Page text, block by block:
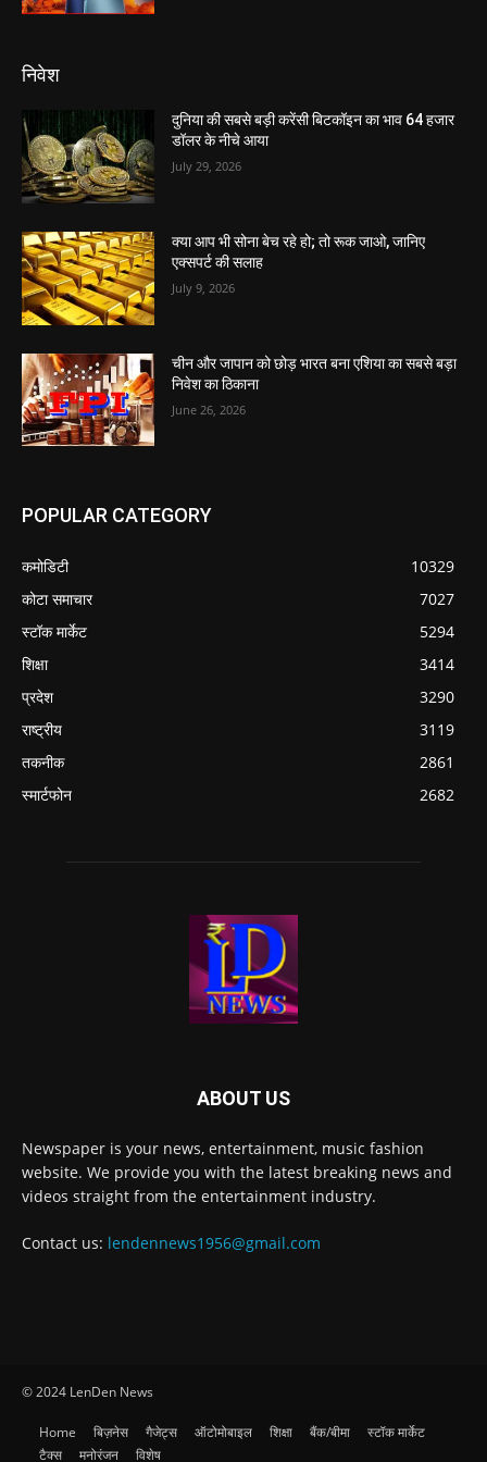
निवेश
दुनिया की सबसे बड़ी करेंसी बिटकॉइन का भाव 64 हजार
डॉलर के नीचे आया
July 29, 2026
क्या आप भी सोना बेच रहे हो; तो रूक जाओ, जानिए
एक्सपर्ट की सलाह
July 9, 2026
चीन और जापान को छोड़ भारत बना एशिया का सबसे बड़ा
निवेश का ठिकाना
June 26, 2026
POPULAR CATEGORY
कमोडिटी
10329
कोटा समाचार
7027
स्टॉक मार्केट
5294
शिक्षा
3414
प्रदेश
3290
राष्ट्रीय
3119
तकनीक
2861
स्मार्टफोन
2682
ABOUT US
Newspaper is your news, entertainment, music fashion
website. We provide you with the latest breaking news and
videos straight from the entertainment industry.
Contact us: lendennews1956@gmail.com
© 2024 LenDen News
Home बिज़नेस गैजेट्स ऑटोमोबाइल शिक्षा बैंक/बीमा
स्टॉक मार्केट
टैक्स
मनोरंजन विशेष